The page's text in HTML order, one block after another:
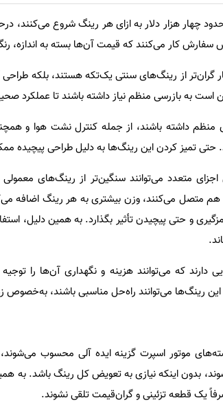
کار می‌کنند که قیمت آن‌ها بسته به اندازه،
گران‌تر از رینگ‌های سنتی یک‌تکه هستند، بلکه طراحی
است به بازرسی منظم نیاز داشته باشند تا عملکرد
منظم داشته باشند، از جمله کنترل نشت هوا و
تمیز کردن این رینگ‌ها به دلیل طراحی پیچیده‌
متعدد می‌توانند سنگین‌تر از رینگ‌های
هم متصل می‌کنند، وزن بیشتری به هر رینگ اضافه
و حتی پیچیدن تأثیر بگذارد. به همین دلیل،
دارند که می‌توانند هزینه و نگهداری آن‌ها را
رینگ‌ها می‌توانند راه‌حل مناسبی باشند، به‌خصوص
موتور اسپرت گزینه ایده آلی محسوب
بدون اینکه نیازی به تعویض کل رینگ باشد. به
یک قطعه تزئینی و گران‌قیمت تلقی نشوند.